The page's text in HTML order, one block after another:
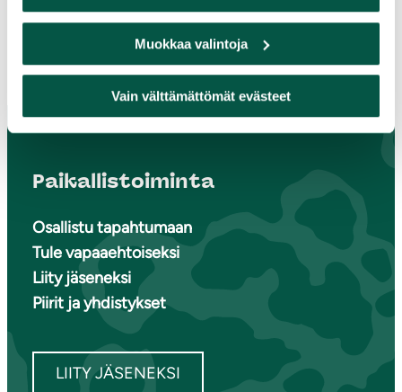
Muokkaa valintoja
Vain välttämättömät evästeet
Facebook InstagramTikTok
Paikallistoiminta
Osallistu tapahtumaan
Tule vapaaehtoiseksi
Liity jäseneksi
Piirit ja yhdistykset
LIITY JÄSENEKSI